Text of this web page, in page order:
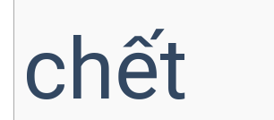
chết